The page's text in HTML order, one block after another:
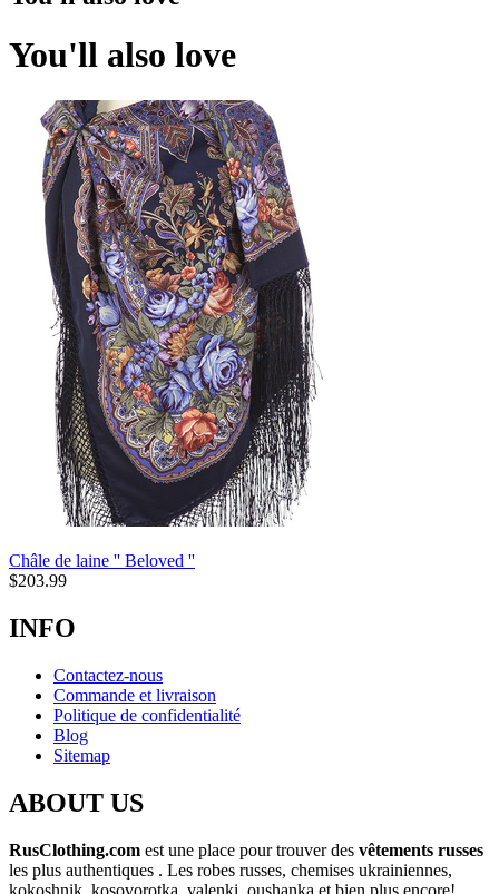
You'll also love
Châle de laine '' Beloved ''
$203.99
INFO
Contactez-nous
Commande et livraison
Politique de confidentialité
Blog
Sitemap
ABOUT US
RusClothing.com est une place pour trouver des vêtements russes
les plus authentiques . Les robes russes, chemises ukrainiennes,
kokoshnik, kosovorotka, valenki, oushanka et bien plus encore!